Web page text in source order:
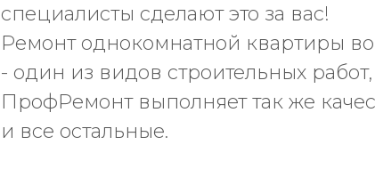
специалисты сделают это за вас!
Ремонт однокомнатной квартиры
- один из видов строительных
ПрофРемонт выполняет так же
и все остальные.